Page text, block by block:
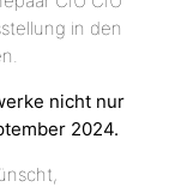
in den
nicht nur
2024.